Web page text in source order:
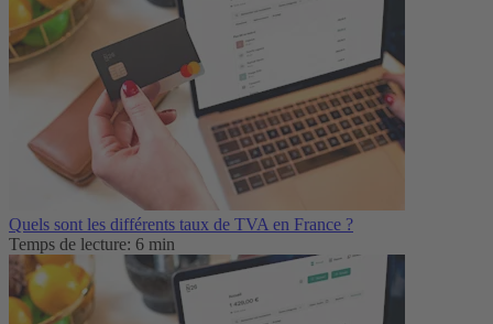
Quels sont les différents taux de TVA en France ?
Temps de lecture: 6 min